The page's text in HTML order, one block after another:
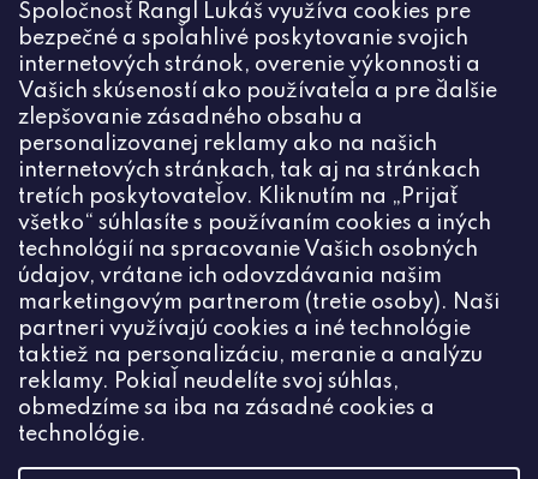
Spoločnosť Rangl Lukáš využíva cookies pre
bezpečné a spoľahlivé poskytovanie svojich
internetových stránok, overenie výkonnosti a
Vašich skúseností ako používateľa a pre ďalšie
zlepšovanie zásadného obsahu a
personalizovanej reklamy ako na našich
internetových stránkach, tak aj na stránkach
tretích poskytovateľov. Kliknutím na „Prijať
všetko“ súhlasíte s používaním cookies a iných
technológií na spracovanie Vašich osobných
údajov, vrátane ich odovzdávania našim
marketingovým partnerom (tretie osoby). Naši
partneri využívajú cookies a iné technológie
taktiež na personalizáciu, meranie a analýzu
reklamy. Pokiaľ neudelíte svoj súhlas,
obmedzíme sa iba na zásadné cookies a
technológie.
spracovaním osobných údajov
PRIHLÁSIŤ
Kontakt
info @ceske-koralky.sk
+420774444191